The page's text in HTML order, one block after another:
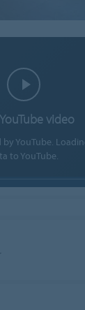
video
YouTube.
to YouTube.